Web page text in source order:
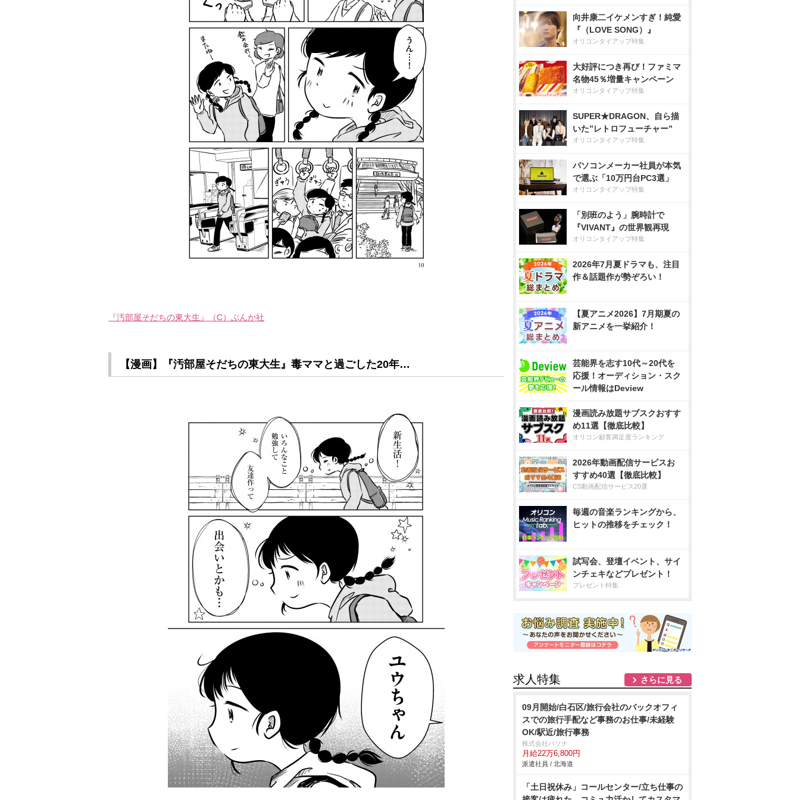
『汚部屋そだちの東大生』（C）ぶんか社
【漫画】『汚部屋そだちの東大生』毒ママと過ごした20年…
向井康二イケメンすぎ！純愛
『（LOVE SONG）』
オリコンタイアップ特集
大好評につき再び！ファミマ
名物45％増量キャンペーン
オリコンタイアップ特集
SUPER★DRAGON、自ら描
いた”レトロフューチャー”
オリコンタイアップ特集
パソコンメーカー社員が本気
で選ぶ「10万円台PC3選」
オリコンタイアップ特集
「別班のよう」腕時計で
『VIVANT』の世界観再現
オリコンタイアップ特集
2026年7月夏ドラマも、注目
作＆話題作が勢ぞろい！
【夏アニメ2026】7月期夏の
新アニメを一挙紹介！
芸能界を志す10代～20代を
応援！オーディション・スク
ール情報はDeview
漫画読み放題サブスクおすす
め11選【徹底比較】
オリコン顧客満足度ランキング
2026年動画配信サービスお
すすめ40選【徹底比較】
CS動画配信サービス20選
毎週の音楽ランキングから、
ヒットの推移をチェック！
試写会、登壇イベント、サイ
ンチェキなどプレゼント！
プレゼント特集
求人特集 さらに見る
09月開始/白石区/旅行会社のバックオフィ
スでの旅行手配など事務のお仕事/未経験
OK/駅近/旅行事務
株式会社パソナ
月給22万6,800円
派遣社員 / 北海道
「土日祝休み」コールセンター/立ち仕事の